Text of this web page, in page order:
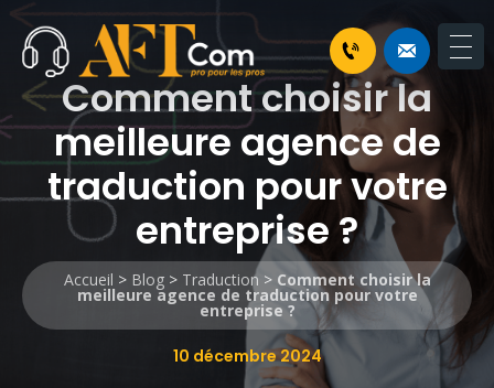
Comment choisir la
meilleure agence de
traduction pour votre
entreprise ?
Accueil > Blog> Traduction > Comment choisir la
meilleure agence de traduction pour votre
entreprise ?
10 décembre 2024